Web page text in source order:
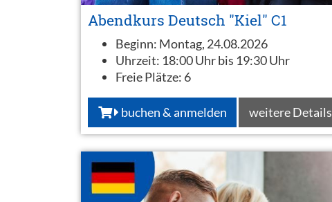
Abendkurs Deutsch "Kiel" C1
Beginn: Montag, 24.08.2026
Uhrzeit: 18:00 Uhr bis 19:30 Uhr
Freie Plätze: 6
buchen & anmelden weitere Details